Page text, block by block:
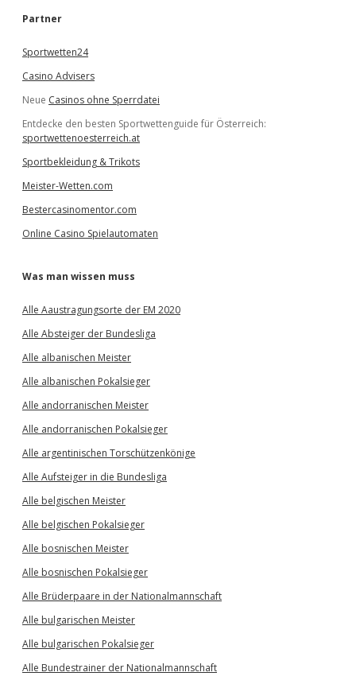
e
Partner
Sportwetten24
Casino Advisers
Neue Casinos ohne Sperrdatei
Entdecke den besten Sportwettenguide für Österreich:
sportwettenoesterreich.at
Sportbekleidung & Trikots
Meister-Wetten.com
Bestercasinomentor.com
Online Casino Spielautomaten
Was man wissen muss
Alle Aaustragungsorte der EM 2020
Alle Absteiger der Bundesliga
Alle albanischen Meister
Alle albanischen Pokalsieger
Alle andorranischen Meister
Alle andorranischen Pokalsieger
Alle argentinischen Torschützenkönige
Alle Aufsteiger in die Bundesliga
Alle belgischen Meister
Alle belgischen Pokalsieger
Alle bosnischen Meister
Alle bosnischen Pokalsieger
Alle Brüderpaare in der Nationalmannschaft
Alle bulgarischen Meister
Alle bulgarischen Pokalsieger
Alle Bundestrainer der Nationalmannschaft